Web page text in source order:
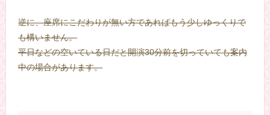
逆に、座席にこだわりが無い方であればもう少しゆっくりで
も構いません。
平日などの空いている日だと開演30分前を切っていても案内
中の場合があります。